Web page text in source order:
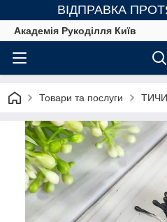
ВІДПРАВКА
Академія Рукоділля Київ
Товари та послуги